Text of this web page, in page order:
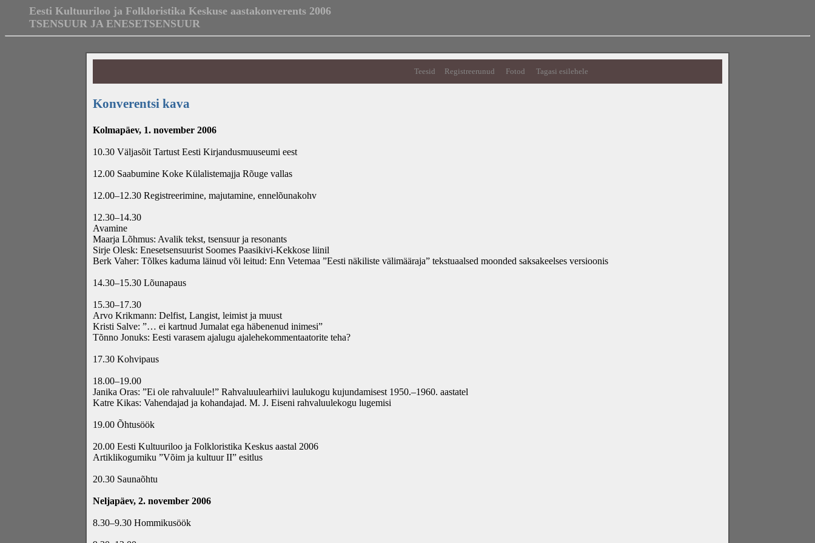
Eesti Kultuuriloo ja Folkloristika Keskuse aastakonverents 2006
TSENSUUR JA ENESETSENSUUR
Teesid Registreerunud Fotod Tagasi esilehele
Konverentsi kava
Kolmapäev, 1. november 2006
10.30 Väljasõit Tartust Eesti Kirjandusmuuseumi eest
12.00 Saabumine Koke Külalistemajja Rõuge vallas
12.00–12.30 Registreerimine, majutamine, ennelõunakohv
12.30–14.30
Avamine
Maarja Lõhmus: Avalik tekst, tsensuur ja resonants
Sirje Olesk: Enesetsensuurist Soomes Paasikivi-Kekkose liinil
Berk Vaher: Tõlkes kaduma läinud või leitud: Enn Vetemaa ”Eesti näkiliste välimääraja” tekstuaalsed moonded saksakeelses versioonis
14.30–15.30 Lõunapaus
15.30–17.30
Arvo Krikmann: Delfist, Langist, leimist ja muust
Kristi Salve: ”… ei kartnud Jumalat ega häbenenud inimesi”
Tõnno Jonuks: Eesti varasem ajalugu ajalehekommentaatorite teha?
17.30 Kohvipaus
18.00–19.00
Janika Oras: ”Ei ole rahvaluule!” Rahvaluulearhiivi laulukogu kujundamisest 1950.–1960. aastatel
Katre Kikas: Vahendajad ja kohandajad. M. J. Eiseni rahvaluulekogu lugemisi
19.00 Õhtusöök
20.00 Eesti Kultuuriloo ja Folkloristika Keskus aastal 2006
Artiklikogumiku ”Võim ja kultuur II” esitlus
20.30 Saunaõhtu
Neljapäev, 2. november 2006
8.30–9.30 Hommikusöök